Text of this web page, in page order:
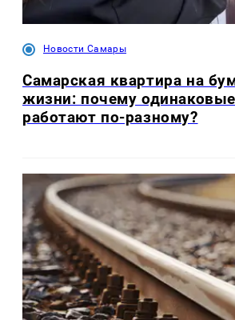
Новости Самары
Самарская квартира на
жизни: почему
работают по-разному?